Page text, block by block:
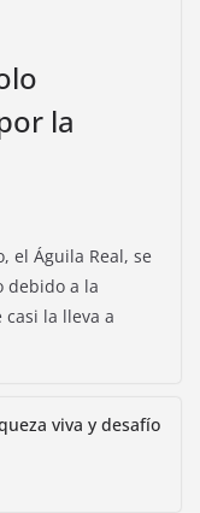
la
el Águila Real, se
debido a la
la lleva a
viva y desafío